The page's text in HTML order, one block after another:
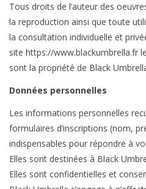
Tous droits de l’auteur des
la reproduction ainsi que toute
la consultation individuelle et
site https://www.blackumbrella.fr
sont la propriété de Black
Données personnelles
Les informations personnelles
formulaires d’inscriptions (nom,
indispensables pour répondre à
Elles sont destinées à Black
Elles sont confidentielles et